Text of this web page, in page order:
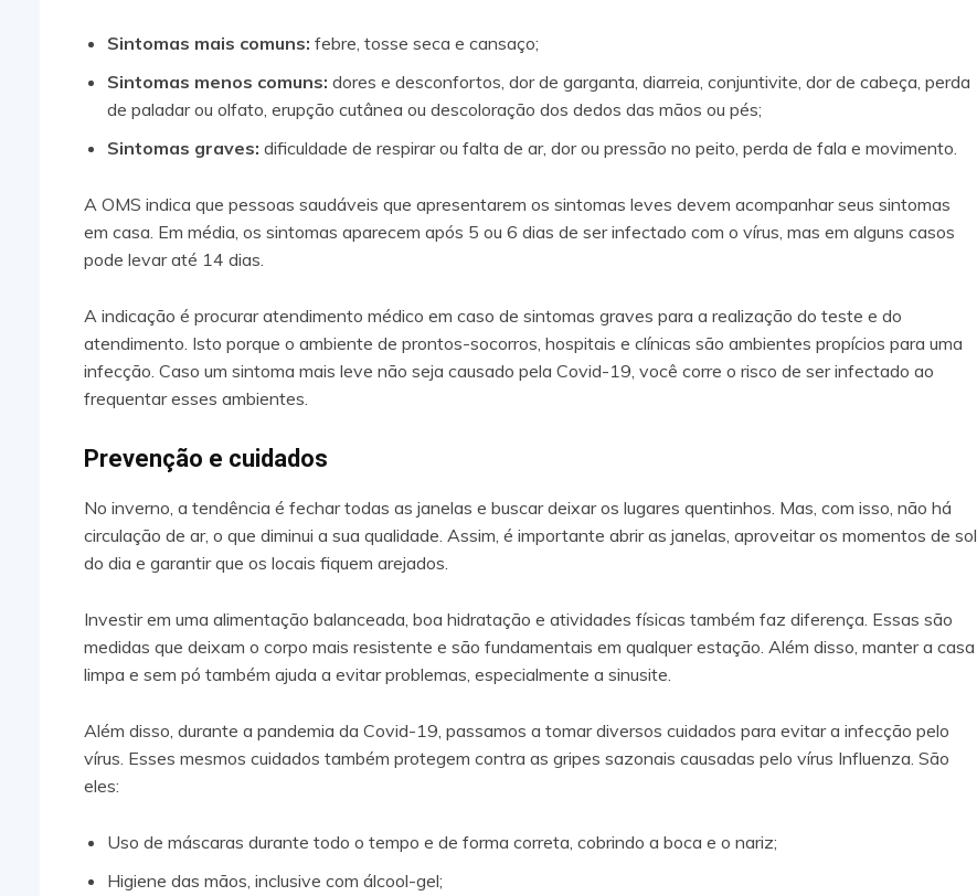
Sintomas mais comuns: febre, tosse seca e cansaço;
Sintomas menos comuns: dores e desconfortos, dor de garganta, diarreia, conjuntivite, dor de cabeça, perda
de paladar ou olfato, erupção cutânea ou descoloração dos dedos das mãos ou pés;
Sintomas graves: dificuldade de respirar ou falta de ar, dor ou pressão no peito, perda de fala e movimento.
A OMS indica que pessoas saudáveis que apresentarem os sintomas leves devem acompanhar seus sintomas
em casa. Em média, os sintomas aparecem após 5 ou 6 dias de ser infectado com o vírus, mas em alguns casos
pode levar até 14 dias.
A indicação é procurar atendimento médico em caso de sintomas graves para a realização do teste e do
atendimento. Isto porque o ambiente de prontos-socorros, hospitais e clínicas são ambientes propícios para uma
infecção. Caso um sintoma mais leve não seja causado pela Covid-19, você corre o risco de ser infectado ao
frequentar esses ambientes.
Prevenção e cuidados
No inverno, a tendência é fechar todas as janelas e buscar deixar os lugares quentinhos. Mas, com isso, não há
circulação de ar, o que diminui a sua qualidade. Assim, é importante abrir as janelas, aproveitar os momentos de sol
do dia e garantir que os locais fiquem arejados.
Investir em uma alimentação balanceada, boa hidratação e atividades físicas também faz diferença. Essas são
medidas que deixam o corpo mais resistente e são fundamentais em qualquer estação. Além disso, manter a casa
limpa e sem pó também ajuda a evitar problemas, especialmente a sinusite.
Além disso, durante a pandemia da Covid-19, passamos a tomar diversos cuidados para evitar a infecção pelo
vírus. Esses mesmos cuidados também protegem contra as gripes sazonais causadas pelo vírus Influenza. São
eles:
Uso de máscaras durante todo o tempo e de forma correta, cobrindo a boca e o nariz;
Higiene das mãos, inclusive com álcool-gel;